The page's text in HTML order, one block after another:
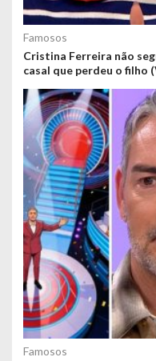
Famosos
Cristina Ferreira não
casal que perdeu o filho
Famosos